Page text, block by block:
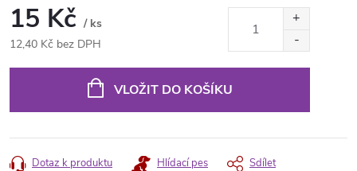
15 Kč / ks
12,40 Kč bez DPH
VLOŽIT DO KOŠÍKU
Dotaz k produktu Hlídací pes Sdílet